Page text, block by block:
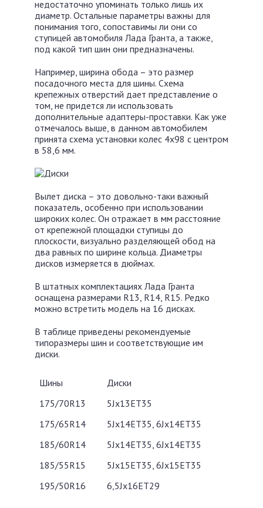
недостаточно упоминать только лишь их
диаметр. Остальные параметры важны для
понимания того, сопоставимы ли они со
ступицей автомобиля Лада Гранта, а также,
под какой тип шин они предназначены.
Например, ширина обода – это размер
посадочного места для шины. Схема
крепежных отверстий дает представление о
том, не придется ли использовать
дополнительные адаптеры-проставки. Как уже
отмечалось выше, в данном автомобилем
принята схема установки колес 4х98 с центром
в 58,6 мм.
Вылет диска – это довольно-таки важный
показатель, особенно при использовании
широких колес. Он отражает в мм расстояние
от крепежной площадки ступицы до
плоскости, визуально разделяющей обод на
два равных по ширине кольца. Диаметры
дисков измеряется в дюймах.
В штатных комплектациях Лада Гранта
оснащена размерами R13, R14, R15. Редко
можно встретить модель на 16 дисках.
В таблице приведены рекомендуемые
типоразмеры шин и соответствующие им
диски.
Шины
Диски
175/70R13
5Jx13ET35
175/65R14
5Jx14ET35, 6Jx14ET35
185/60R14
5Jx14ET35, 6Jx14ET35
185/55R15
5Jx15ET35, 6Jx15ET35
195/50R16
6,5Jx16ET29